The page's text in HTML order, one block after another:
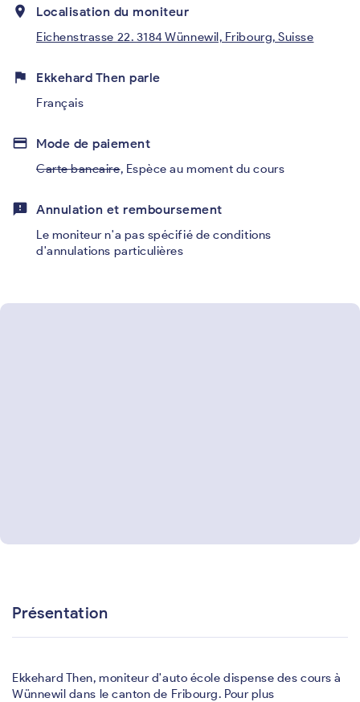
place Localisation du moniteur
Eichenstrasse 22. 3184 Wünnewil, Fribourg, Suisse
flag Ekkehard Then parle
Français
credit_card Mode de paiement
Carte bancaire, Espèce au moment du cours
feedback Annulation et remboursement
Le moniteur n'a pas spécifié de conditions
d'annulations particulières
Présentation
Ekkehard Then, moniteur d'auto école dispense des cours à
Wünnewil dans le canton de Fribourg. Pour plus